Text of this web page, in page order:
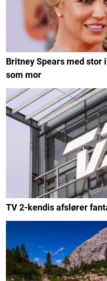
Britney Spears med
som mor
TV 2-kendis afslører